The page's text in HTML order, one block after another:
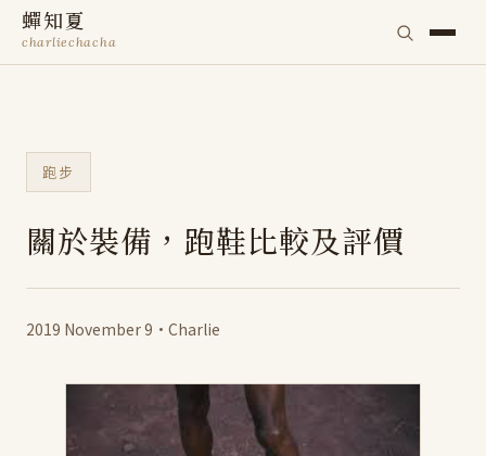
蟬知夏
charliechacha
跑步
關於裝備，跑鞋比較及評價
2019 November 9 · Charlie